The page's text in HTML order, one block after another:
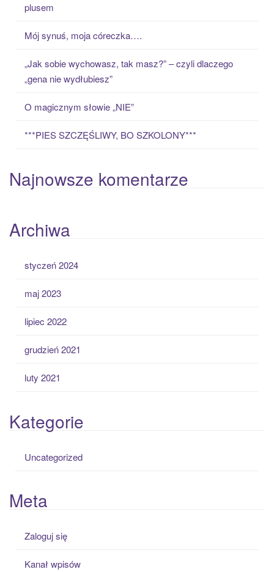
plusem
Mój synuś, moja córeczka….
„Jak sobie wychowasz, tak masz?” – czyli dlaczego
„gena nie wydłubiesz”
O magicznym słowie „NIE”
***PIES SZCZĘŚLIWY, BO SZKOLONY***
Najnowsze komentarze
Archiwa
styczeń 2024
maj 2023
lipiec 2022
grudzień 2021
luty 2021
Kategorie
Uncategorized
Meta
Zaloguj się
Kanał wpisów